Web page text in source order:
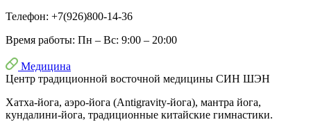
Телефон: +7(926)800-14-36
Время работы: Пн – Вс: 9:00 – 20:00
Медицина
Центр традиционной восточной медицины СИН ШЭН
Хатха-йога, аэро-йога (Antigravity-йога), мантра йога,
кундалини-йога, традиционные китайские гимнастики.